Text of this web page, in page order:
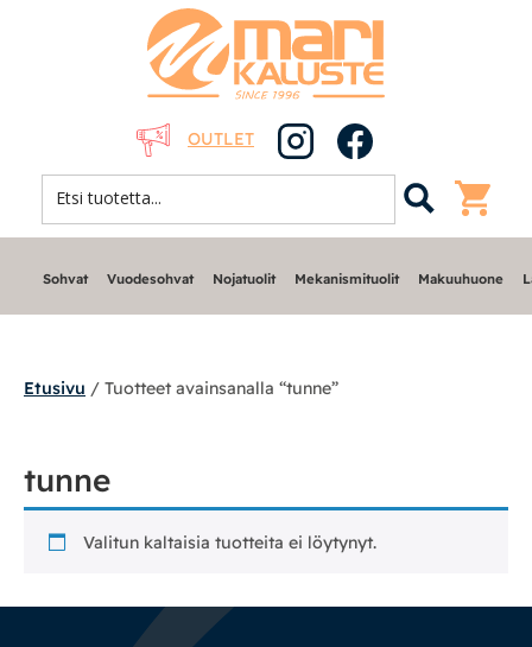
OUTLET
Nojatuolit
Sohvat Vuodesohvat Nojatuolit Mekanismituolit Makuuhuone
Etusivu / Tuotteet avainsanalla “tunne”
tunne
Valitun kaltaisia tuotteita ei löytynyt.